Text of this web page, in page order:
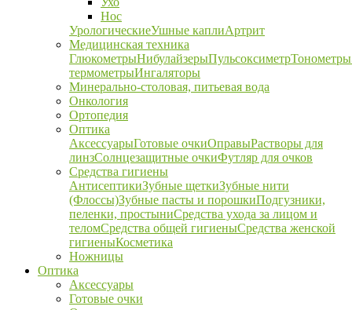
Нос
УрологическиеУшные каплиАртрит
Медицинская техника
ГлюкометрыНибулайзерыПульсоксиметрТонометры
термометрыИнгаляторы
Минерально-столовая, питьевая вода
Онкология
Ортопедия
Оптика
АксессуарыГотовые очкиОправыРастворы для
линзСолнцезащитные очкиФутляр для очков
Средства гигиены
АнтисептикиЗубные щеткиЗубные нити
(Флоссы)Зубные пасты и порошкиПодгузники,
пеленки, простыниСредства ухода за лицом и
теломСредства общей гигиеныСредства женской
гигиеныКосметика
Ножницы
Оптика
Аксессуары
Готовые очки